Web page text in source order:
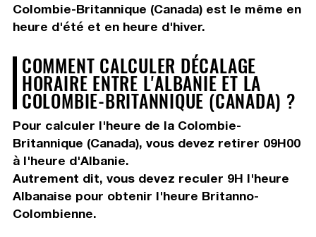
Colombie-Britannique (Canada) est le même en
heure d'été et en heure d'hiver.
COMMENT CALCULER DÉCALAGE
HORAIRE ENTRE L'ALBANIE ET LA
COLOMBIE-BRITANNIQUE (CANADA) ?
Pour calculer l'heure de la Colombie-
Britannique (Canada), vous devez retirer 09H00
à l'heure d'Albanie.
Autrement dit, vous devez reculer 9H l'heure
Albanaise pour obtenir l'heure Britanno-
Colombienne.